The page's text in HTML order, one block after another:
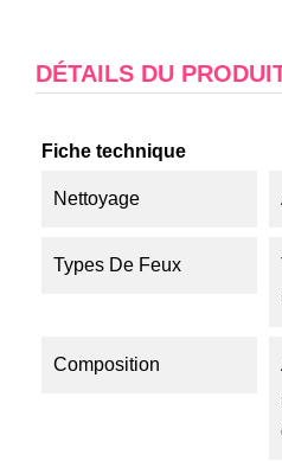
DÉTAILS DU
Fiche technique
Nettoyage
Types De Feux
Composition